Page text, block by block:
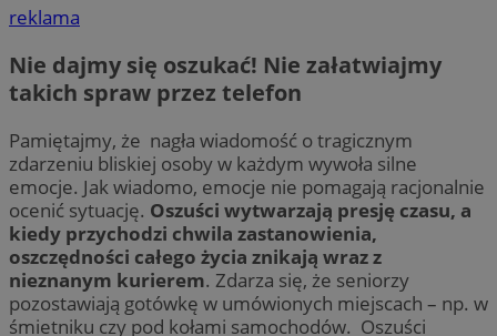
reklama
Nie dajmy się oszukać! Nie załatwiajmy
takich spraw przez telefon
Pamiętajmy, że nagła wiadomość o tragicznym
zdarzeniu bliskiej osoby w każdym wywoła silne
emocje. Jak wiadomo, emocje nie pomagają racjonalnie
ocenić sytuację. Oszuści wytwarzają presję czasu, a
kiedy przychodzi chwila zastanowienia,
oszczędności całego życia znikają wraz z
nieznanym kurierem. Zdarza się, że seniorzy
pozostawiają gotówkę w umówionych miejscach – np. w
śmietniku czy pod kołami samochodów. Oszuści